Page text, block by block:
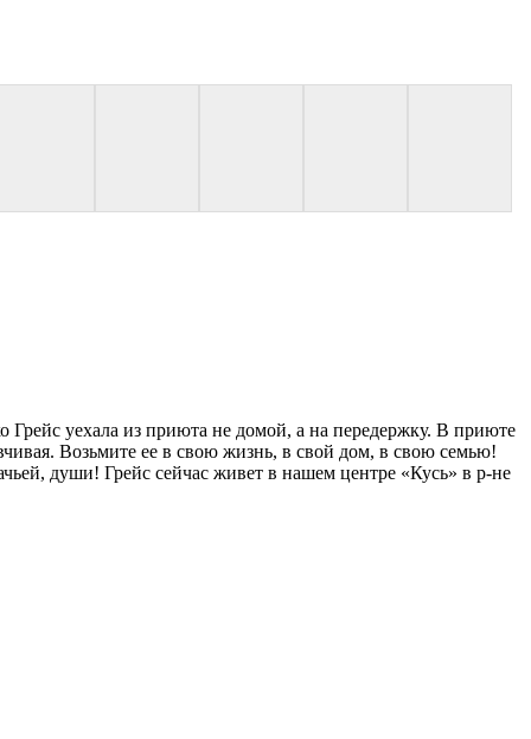
Грейс уехала из приюта не домой, а на передержку. В приюте
Возьмите ее в свою жизнь, в свой дом, в свою семью!
души! Грейс сейчас живет в нашем центре «Кусь» в р-не